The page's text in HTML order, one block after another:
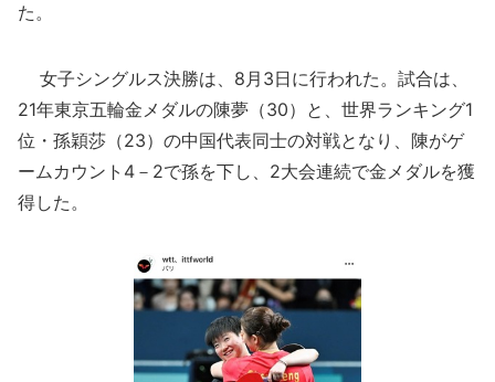
た。
女子シングルス決勝は、8月3日に行われた。試合は、
21年東京五輪金メダルの陳夢（30）と、世界ランキング1
位・孫穎莎（23）の中国代表同士の対戦となり、陳がゲ
ームカウント4－2で孫を下し、2大会連続で金メダルを獲
得した。